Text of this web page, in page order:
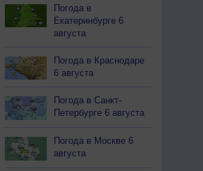
Погода в
Екатеринбурге 6
августа
Погода в Краснодаре
6 августа
Погода в Санкт-
Петербурге 6 августа
Погода в Москве 6
августа